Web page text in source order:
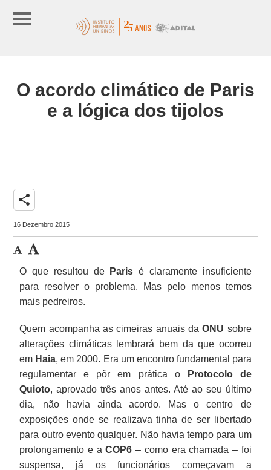
O acordo climático de Paris
e a lógica dos tijolos
share
16 Dezembro 2015
O que resultou de Paris é claramente insuficiente
para resolver o problema. Mas pelo menos temos
mais pedreiros.
Quem acompanha as cimeiras anuais daONU sobre
alterações climáticas lembrará bem da que ocorreu
em Haia, em 2000. Era um encontro fundamental para
regulamentar e pôr em prática o
Protocolo de
Quioto, aprovado três anos antes. Até ao seu último
dia, não havia ainda acordo. Mas o centro de
exposições onde se realizava tinha de ser libertado
para outro evento qualquer. Não havia tempo para um
prolongamento e aCOP6 – como era chamada – foi
suspensa, já os funcionários começavam a